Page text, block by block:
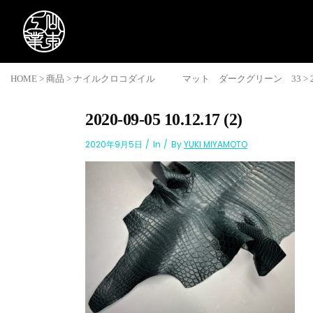
HOME > 商品 > ナイルクロコダイル マット ダークグリーン 33 >
2020-09-05 10.12.17 (2)
2020年9月5日 In ByYUKI MIYAMOTO